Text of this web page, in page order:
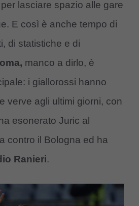
lasciare spazio alle gare
E così è anche tempo di
di statistiche e di
manco a dirlo, è
i giallorossi hanno
verve agli ultimi giorni, con
esonerato Juric al
contro il Bologna ed ha
Ranieri.